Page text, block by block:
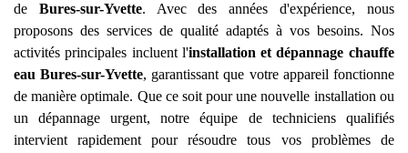
de Bures-sur-Yvette. Avec des années d'expérience, nous
proposons des services de qualité adaptés à vos besoins. Nos
activités principales incluent l'installation et dépannage chauffe
eau Bures-sur-Yvette, garantissant que votre appareil fonctionne
de manière optimale. Que ce soit pour une nouvelle installation ou
un dépannage urgent, notre équipe de techniciens qualifiés
intervient rapidement pour résoudre tous vos problèmes de